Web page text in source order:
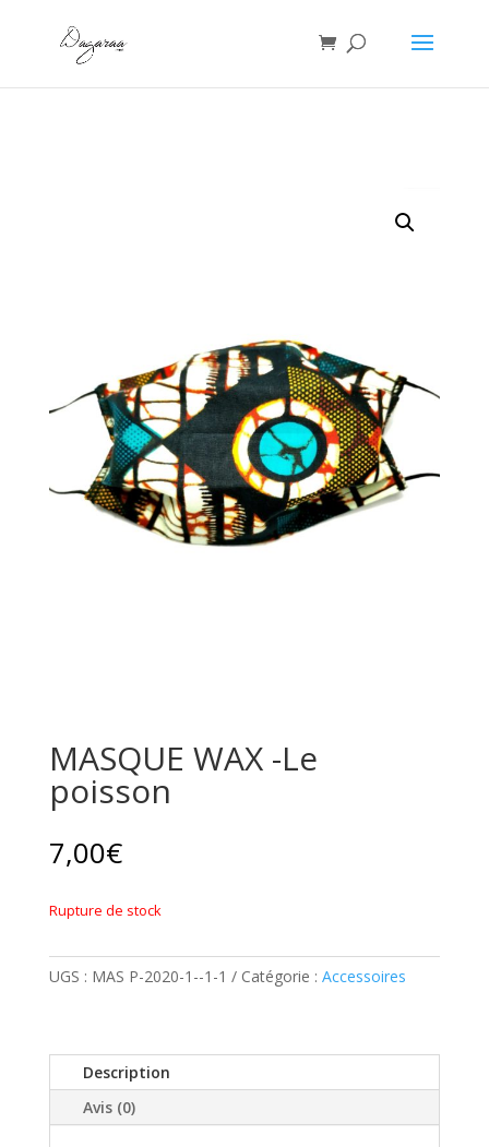
MASQUE WAX -Le
poisson
7,00€
Rupture de stock
UGS : MAS P-2020-1--1-1 Catégorie : Accessoires
Description
Avis (0)